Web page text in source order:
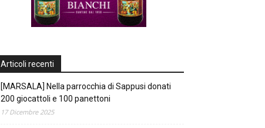
Articoli recenti
[MARSALA] Nella parrocchia di Sappusi donati
200 giocattoli e 100 panettoni
17 Dicembre 2025